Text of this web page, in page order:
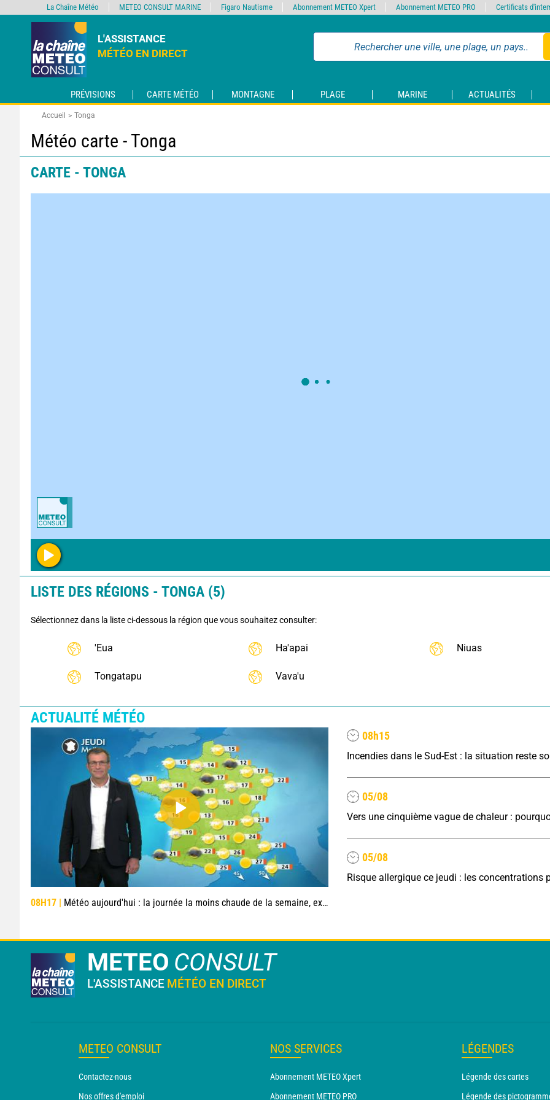
L'ASSISTANCE
MÉTÉO EN DIRECT
PRÉVISIONS CARTE MÉTÉO MONTAGNE PLAGE MARINE ACTUALITÉS
Accueil Tonga
Météo carte - Tonga
CARTE - TONGA
LISTE DES RÉGIONS - TONGA (5)
Sélectionnez dans la liste ci-dessous la région que vous souhaitez consulter:
'Eua Ha'apai Niuas
Tongatapu Vava'u
ACTUALITÉ MÉTÉO
08H17 | Météo aujourd'hui : la journée la moins chaude de la semaine, excepté près de la Méditerranée
08h15
05/08
05/08
METEO CONSULT
L'ASSISTANCE MÉTÉO EN DIRECT
METEO CONSULT
Contactez-nous
Nos offres d'emploi
NOS SERVICES
Abonnement METEO Xpert
Abonnement METEO PRO
LÉGENDES
Légende des cartes
Légende des
La Chaîne Météo METEO CONSULT MARINE Figaro Nautisme Abonnement METEO Xpert Abonnement METEO PRO Certificats